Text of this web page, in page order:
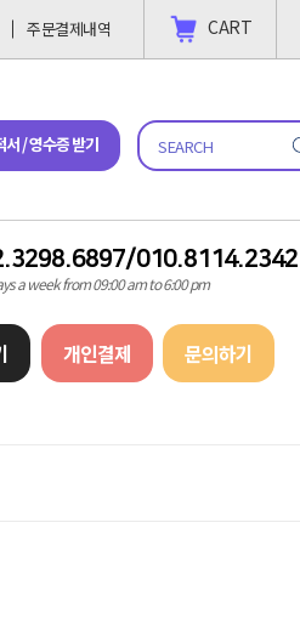
CART
주문결제내역
서 / 영수증 받기
010.8114.2342
a week from 09:00 am to 6:00 pm
개인결제 문의하기
견적서 & 영수증 다운로드